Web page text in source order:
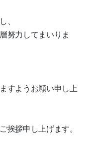
、
努力してまいりま
すようお願い申し上
挨拶申し上げます。